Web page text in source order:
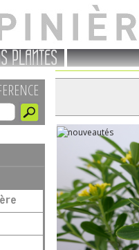
PLANTES